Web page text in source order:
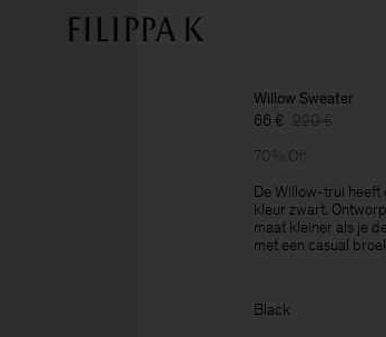
Willow Sweater
66 € 220 €
70% Off
De Willow-trui heeft
kleur zwart.
maat kleiner als je
met een casual
Black